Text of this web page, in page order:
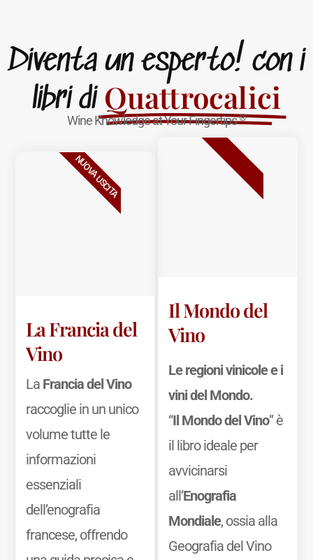
Diventa un esperto! con i
libri di Quattrocalici
Wine Knowledge at Your Fingertips®
La Francia del
Vino
La Francia del Vino
raccoglie in un unico
volume tutte le
informazioni
essenziali
dell’enografia
francese, offrendo
NUOVA USCITA
Il Mondo del
Vino
Le regioni vinicole e i
vini del Mondo.
“Il Mondo del Vino” è
il libro ideale per
avvicinarsi
all’Enografia
Mondiale, ossia alla
Geografia del Vino
BESTSELLER